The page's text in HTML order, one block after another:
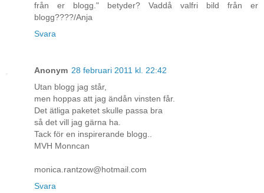
från er blogg." betyder? Vaddå valfri bild från er
blogg????/Anja
Svara
Anonym 28 februari 2011 kl. 22:42
Utan blogg jag står,
men hoppas att jag ändån vinsten får.
Det ätliga paketet skulle passa bra
så det vill jag gärna ha.
Tack för en inspirerande blogg..
MVH Monncan
monica.rantzow@hotmail.com
Svara